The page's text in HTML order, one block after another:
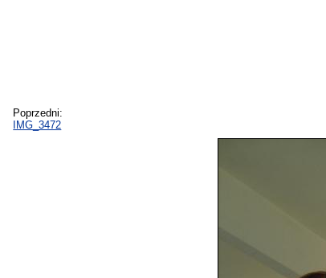
Poprzedni:
IMG_3472